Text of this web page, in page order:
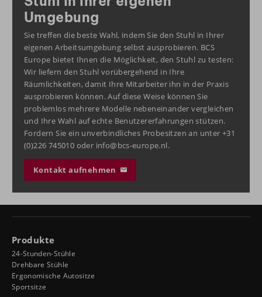
Umgebung
Sie treffen die beste Wahl, indem Sie den Stuhl in Ihrer
eigenen Arbeitsumgebung selbst ausprobieren. BCS
Europe bietet Ihnen die Möglichkeit, den Stuhl zu testen:
Wir liefern den Stuhl vorübergehend in Ihre
Räumlichkeiten, damit Ihre Mitarbeiter ihn in der Praxis
ausprobieren können. Auf diese Weise können Sie
problemlos mehrere Modelle nebeneinander vergleichen
und Ihre Wahl auf echte Benutzererfahrungen stützen.
Fordern Sie ein unverbindliches Probesitzen an unter +31
(0)226 745010 oder info@bcs-europe.nl.
Kontakt aufnehmen
Produkte
24-Stunden-Stühle
Drehbare Stühle
Ergonomische Autositze
Sportsitze